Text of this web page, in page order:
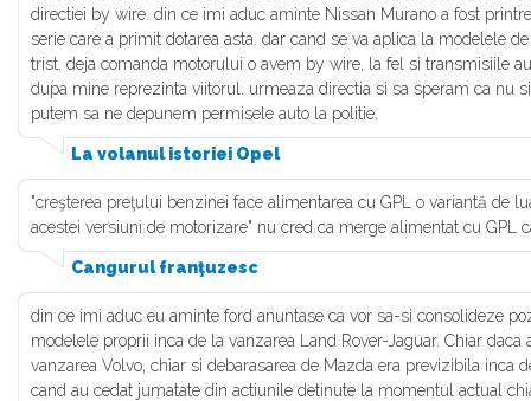
directiei by wire. din ce imi aduc aminte Nissan Murano a fost
serie care a primit dotarea asta. dar cand se va aplica la modelele
trist. deja comanda motorului o avem by wire, la fel si transmisiile
dupa mine reprezinta viitorul. urmeaza directia si sa speram ca nu
putem sa ne depunem permisele auto la politie.
La volanul istoriei Opel
"creşterea preţului benzinei face alimentarea cu GPL o variantă de
acestei versiuni de motorizare" nu cred ca merge alimentat cu GPL
Cangurul franţuzesc
din ce imi aduc eu aminte ford anuntase ca vor sa-si consolideze
modelele proprii inca de la vanzarea Land Rover-Jaguar. Chiar
vanzarea Volvo, chiar si debarasarea de Mazda era previzibila inca
cand au cedat jumatate din actiunile detinute la momentul actual